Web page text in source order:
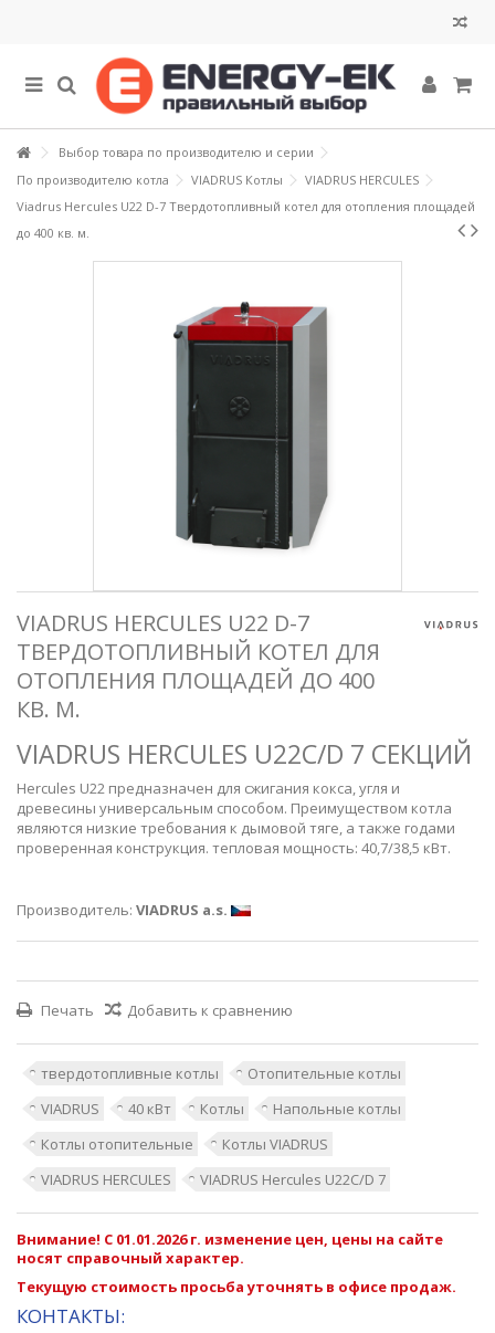
Выбор товара по производителю и серии
По производителю котла
VIADRUS Котлы
VIADRUS HERCULES
Viadrus Hercules U22 D-7 Твердотопливный котел для отопления площадей
до 400 кв. м.
VIADRUS HERCULES U22 D-7
ТВЕРДОТОПЛИВНЫЙ КОТЕЛ ДЛЯ
ОТОПЛЕНИЯ ПЛОЩАДЕЙ ДО 400
КВ. М.
VIADRUS HERCULES U22C/D 7 СЕКЦИЙ
Hercules U22 предназначен для сжигания кокса, угля и
древесины универсальным способом. Преимуществом котла
являются низкие требования к дымовой тяге, а также годами
проверенная конструкция. тепловая мощность: 40,7/38,5 кВт.
Производитель: VIADRUS a.s.
Печать Добавить к сравнению
твердотопливные котлы
Отопительные котлы
VIADRUS
40 кВт Котлы
Напольные котлы
Котлы отопительные
Котлы VIADRUS
VIADRUS HERCULES
VIADRUS Hercules U22C/D 7
Внимание! С 01.01.2026 г. изменение цен, цены на сайте
носят справочный характер.
Текущую стоимость просьба уточнять в офисе продаж.
КОНТАКТЫ: